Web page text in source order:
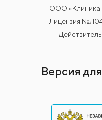
ООО «Клиника
Лицензия
Версия